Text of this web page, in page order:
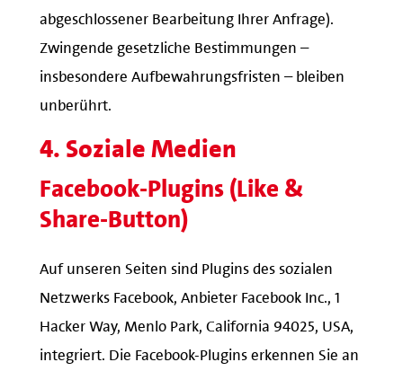
abgeschlossener Bearbeitung Ihrer Anfrage).
Zwingende gesetzliche Bestimmungen –
insbesondere Aufbewahrungsfristen – bleiben
unberührt.
4. Soziale Medien
Facebook-Plugins (Like &
Share-Button)
Auf unseren Seiten sind Plugins des sozialen
Netzwerks Facebook, Anbieter Facebook Inc., 1
Hacker Way, Menlo Park, California 94025, USA,
integriert. Die Facebook-Plugins erkennen Sie an